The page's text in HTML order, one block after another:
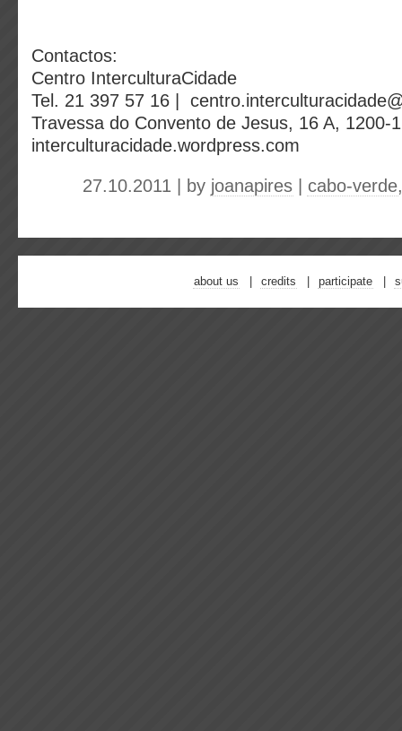
Contactos:
Centro InterculturaCidade
Tel. 21 397 57 16 |
Travessa do Convento de Jesus, 16 A,
interculturacidade.wordpress.com
27.10.2011 | by joanapires cabo-verde
about us credits participate